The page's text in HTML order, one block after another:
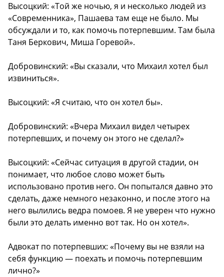
Высоцкий: «Той же ночью, я и несколько людей из
«Современника», Пашаева там еще не было. Мы
обсуждали и то, как помочь потерпевшим. Там была
Таня Беркович, Миша Горевой».
Добровинский: «Вы сказали, что Михаил хотел был
извиниться».
Высоцкий: «Я считаю, что он хотел бы».
Добровинский: «Вчера Михаил видел четырех
потерпевших, и почему он этого не сделал?»
Высоцкий: «Сейчас ситуация в другой стадии, он
понимает, что любое слово может быть
использовано против него. Он попытался давно это
сделать, даже немного незаконно, и после этого на
него вылились ведра помоев. Я не уверен что нужно
были это делать именно вот так. Но он хотел».
Адвокат по потерпевших: «Почему вы не взяли на
себя функцию — поехать и помочь потерпевшим
лично?»